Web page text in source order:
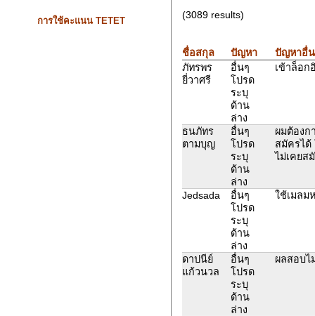
การใช้คะแนน TETET
(3089 results)
ชื่อสกุล ปัญหา
ปัญหาอื่น
ภัทรพร
ยี่วาศรี
อื่นๆ
โปรด
ระบุ
ด้าน
ล่าง
เข้าล็อก
ธนภัทร
ตามบุญ
อื่นๆ
โปรด
ระบุ
ด้าน
ล่าง
ผมต้องก
สมัครได้
ไม่เคยส
Jedsada
อื่นๆ
โปรด
ระบุ
ด้าน
ล่าง
ใช้เมลม
ดาปนีย์
แก้วนวล
อื่นๆ
โปรด
ระบุ
ด้าน
ล่าง
ผลสอบไ